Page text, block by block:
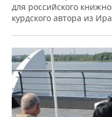
для российского
курдского автора из